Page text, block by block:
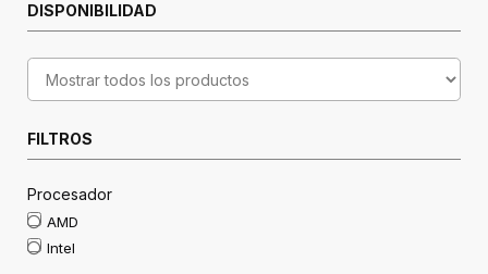
DISPONIBILIDAD
FILTROS
Procesador
AMD
Intel